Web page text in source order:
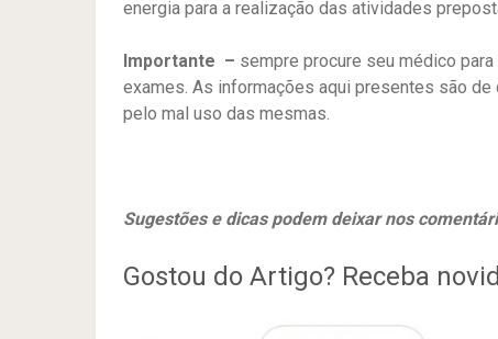
energia para a realização das atividades
Importante – sempre procure seu médico
exames. As informações aqui presentes são
pelo mal uso das mesmas.
Sugestões e dicas podem deixar nos
Gostou do Artigo? Receba